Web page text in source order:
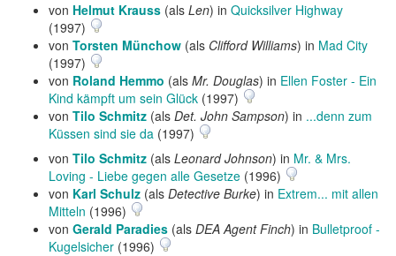
von Helmut Krauss (als Len) in Quicksilver Highway
(1997)
von Torsten Münchow (als Clifford Williams) in Mad City
(1997)
von Roland Hemmo (als Mr. Douglas) in Ellen Foster - Ein
Kind kämpft um sein Glück (1997)
von Tilo Schmitz (als Det. John Sampson) in ...denn zum
Küssen sind sie da (1997)
von Tilo Schmitz (als Leonard Johnson) in Mr. & Mrs.
Loving - Liebe gegen alle Gesetze (1996)
von Karl Schulz (als Detective Burke) in Extrem... mit allen
Mitteln (1996)
von Gerald Paradies (als DEA Agent Finch) in Bulletproof -
Kugelsicher (1996)